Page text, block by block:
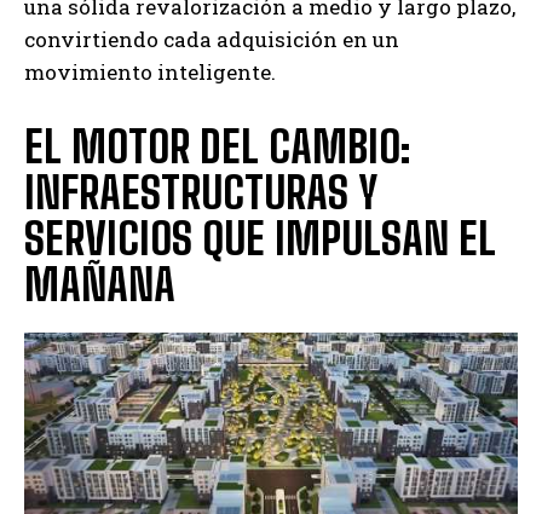
una sólida revalorización a medio y largo plazo,
convirtiendo cada adquisición en un
movimiento inteligente.
EL MOTOR DEL CAMBIO:
INFRAESTRUCTURAS Y
SERVICIOS QUE IMPULSAN EL
MAÑANA